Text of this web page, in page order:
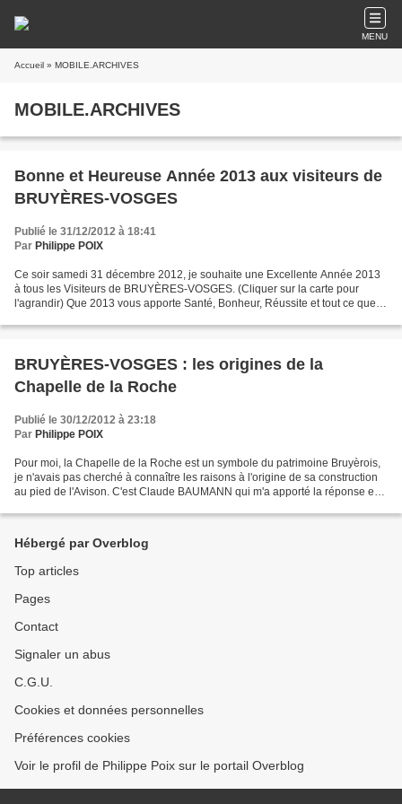
MENU
Accueil » MOBILE.ARCHIVES
MOBILE.ARCHIVES
Bonne et Heureuse Année 2013 aux visiteurs de
BRUYÈRES-VOSGES
Publié le 31/12/2012 à 18:41
Par Philippe POIX
Ce soir samedi 31 décembre 2012, je souhaite une Excellente Année 2013
à tous les Visiteurs de BRUYÈRES-VOSGES. (Cliquer sur la carte pour
l'agrandir) Que 2013 vous apporte Santé, Bonheur, Réussite et tout ce que
BRUYÈRES-VOSGES : les origines de la
Chapelle de la Roche
Publié le 30/12/2012 à 23:18
Par Philippe POIX
Pour moi, la Chapelle de la Roche est un symbole du patrimoine Bruyèrois,
je n'avais pas cherché à connaître les raisons à l'origine de sa construction
au pied de l'Avison. C'est Claude BAUMANN qui m'a apporté la réponse en
Hébergé par Overblog
Top articles
Pages
Contact
Signaler un abus
C.G.U.
Cookies et données personnelles
Préférences cookies
Voir le profil de Philippe Poix sur le portail Overblog